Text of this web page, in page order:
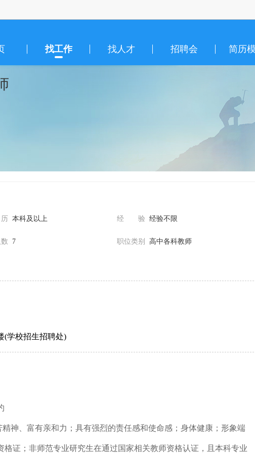
找工作 找人才 招聘会 简历
本科及以上 经 验 经验不限
7 职位类别 高中各科教师
(学校招生招聘处)
神、富有亲和力；具有强烈的责任感和使命感；身体健康；形象端
证；非师范专业研究生在通过国家相关教师资格认证，且本科专业